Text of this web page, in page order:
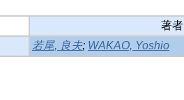
著者
若尾, 良夫; WAKAO, Yoshio